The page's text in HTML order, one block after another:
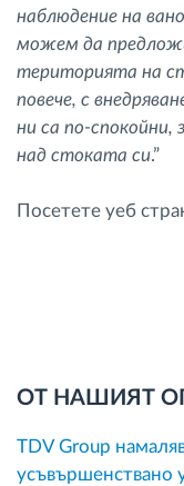
наблюдение на
можем да
територията на
повече, с
ни са по-
над стоката си.”
Посетете уеб
ОТ НАШИЯТ
TDV Group
усъвършенствано